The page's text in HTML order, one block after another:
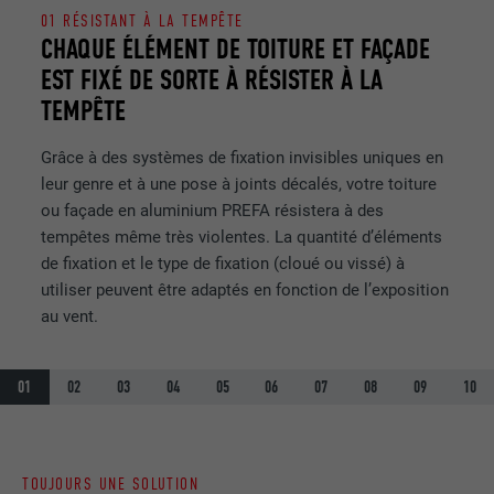
CHAQUE ÉLÉMENT DE TOITURE ET FAÇADE
EST FIXÉ DE SORTE À RÉSISTER À LA
TEMPÊTE
01 RÉSISTANT À LA TEMPÊTE
Grâce à des systèmes de fixation invisibles uniques en
leur genre et à une pose à joints décalés, votre toiture
ou façade en aluminium PREFA résistera à des
tempêtes même très violentes. La quantité d’éléments
de fixation et le type de fixation (cloué ou vissé) à
utiliser peuvent être adaptés en fonction de l’exposition
au vent.
01 02 03 04 05 06 07 08 09 10
TOUJOURS UNE SOLUTION
services intégrés
NOM
FOURNISSEUR LinkedIn
EXPIRATION 1 an
UTILITÉ
Est utilisé pour garantir que le même
attribut SameSite est disponible pour
tous les cookies dans ce navigateur
NOM